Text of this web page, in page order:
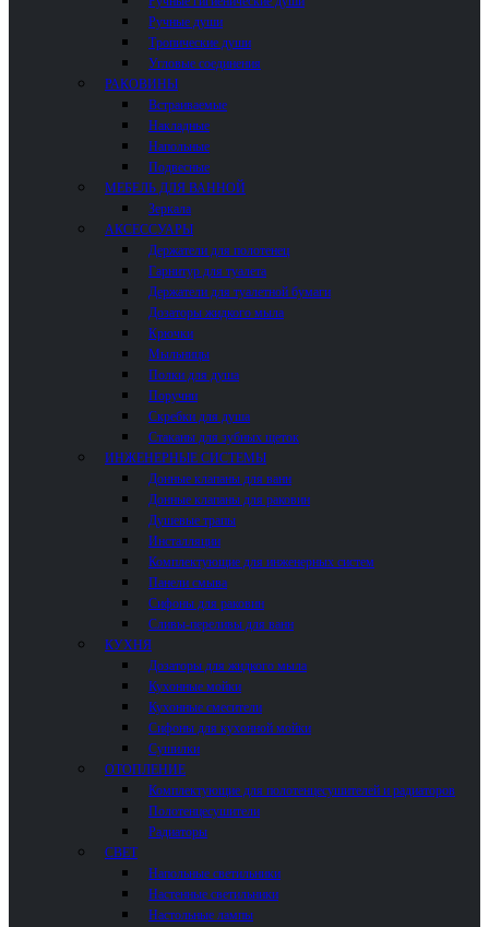
Ручные души
Тропические души
Угловые соединения
РАКОВИНЫ
Встраиваемые
Накладные
Напольные
Подвесные
МЕБЕЛЬ ДЛЯ ВАННОЙ
Зеркала
АКСЕССУАРЫ
Держатели для полотенец
Гарнитур для туалета
Держатели для туалетной бумаги
Дозаторы жидкого мыла
Крючки
Мыльницы
Полки для душа
Поручни
Скребки для душа
Стаканы для зубных щеток
ИНЖЕНЕРНЫЕ СИСТЕМЫ
Донные клапаны для ванн
Донные клапаны для раковин
Душевые трапы
Инсталляции
Комплектующие для инженерных систем
Панели смыва
Сифоны для раковин
Сливы-переливы для ванн
КУХНЯ
Дозаторы для жидкого мыла
Кухонные мойки
Кухонные смесители
Сифоны для кухонной мойки
Сушилки
ОТОПЛЕНИЕ
Комплектующие для полотенцесушителей и радиаторов
Полотенцесушители
Радиаторы
СВЕТ
Напольные светильники
Настенные светильники
Настольные лампы